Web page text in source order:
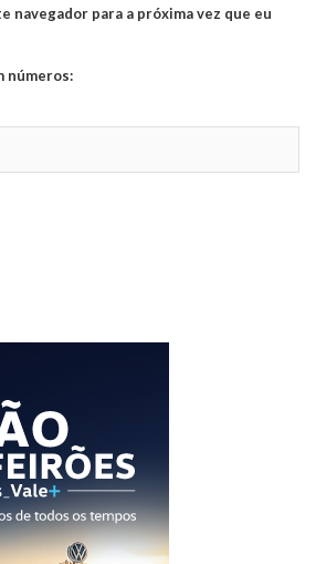
navegador para a próxima vez que eu
números: